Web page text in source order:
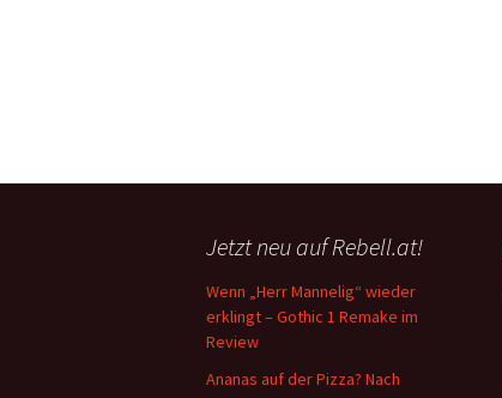
Jetzt neu auf Rebell.at!
Wenn „Herr Mannelig“ wieder
erklingt – Gothic 1 Remake im
Review
Ananas auf der Pizza? Nach